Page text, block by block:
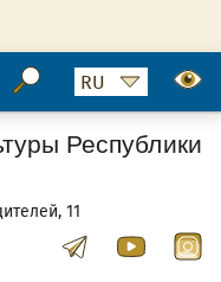
11
Республики